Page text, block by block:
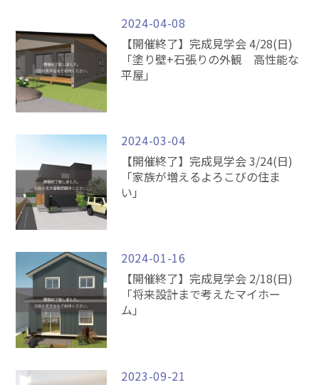
2024-04-08
【開催終了】完成見学会 4/28(日)
「塗り壁+石張りの外観 高性能な
平屋」
2024-03-04
【開催終了】完成見学会 3/24(日)
「家族が増えるよろこびの住ま
い」
2024-01-16
【開催終了】完成見学会 2/18(日)
「将来設計まで考えたマイホー
ム」
2023-09-21